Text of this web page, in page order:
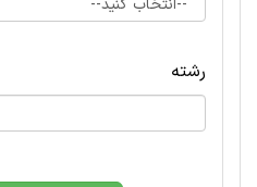
رشته